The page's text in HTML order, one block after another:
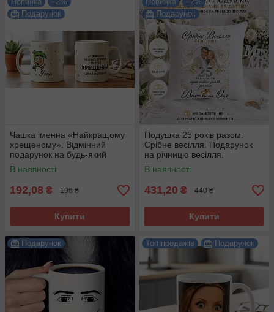
Подарунок
Чашка іменна «Найкращому
хрещеному». Відмінний
подарунок на будь-який
привід.
В наявності
192,08 ₴ 196 ₴
Купити
Подарунок
Подушка 25 років разом.
Срібне весілля. Подарунок
на річницю весілля.
В наявності
431,20 ₴ 440 ₴
Купити
Подарунок Топ продажів Подарунок